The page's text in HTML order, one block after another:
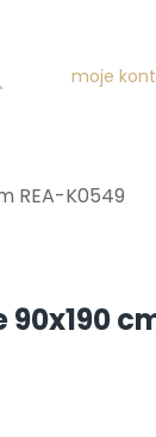
moje
REA-K0549